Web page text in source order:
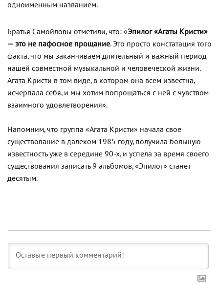
одноименным названием.
Братья Самойловы отметили, что: «Эпилог «Агаты Кристи»
— это не пафосное прощание. Это просто констатация того
факта, что мы заканчиваем длительный и важный период
нашей совместной музыкальной и человеческой жизни.
Агата Кристи в том виде, в котором она всем известна,
исчерпала себя, и мы хотим попрощаться с ней с чувством
взаимного удовлетворения».
Напомним, что группа «Агата Кристи» начала свое
существование в далеком 1985 году, получила большую
известность уже в середине 90-х, и успела за время своего
существования записать 9 альбомов, «Эпилог» станет
десятым.